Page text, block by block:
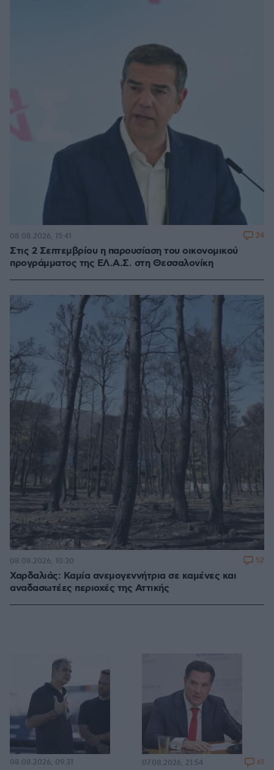
Στις 2 Σεπτεμβρίου η παρουσίαση του οικονομικού
προγράμματος της ΕΛ.Α.Σ. στη Θεσσαλονίκη
08.08.2026, 15:41 24
Χαρδαλιάς: Καμία ανεμογεννήτρια σε καμένες και
αναδασωτέες περιοχές της Αττικής
08.08.2026, 10:30 52
08.08.2026, 09:31 07.08.2026, 21:54 61